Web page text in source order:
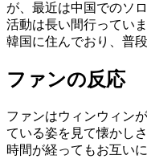
が、最近は中国でのソ
活動は長い間行ってい
韓国に住んでおり、普
ファンの反応
ファンはウィンウィン
ている姿を見て懐かし
時間が経ってもお互い